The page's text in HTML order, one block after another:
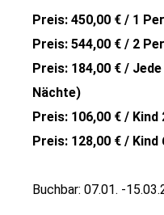
Preis: 450,00 € / 1
Preis: 544,00 € / 2
Preis: 184,00 € /
Nächte)
Preis: 106,00 € /
Preis: 128,00 € /
Buchbar: 07.01. -